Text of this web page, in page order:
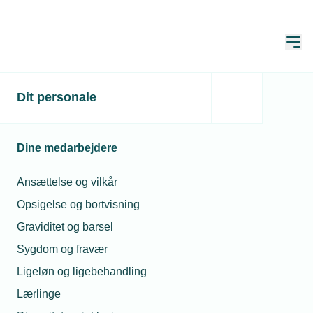
Dit personale
Dine medarbejdere
Ansættelse og vilkår
Opsigelse og bortvisning
Graviditet og barsel
Sygdom og fravær
Ligeløn og ligebehandling
Lærlinge
Udbetaling af
Fritvalgskontoen
Opdateret: 12. maj 2025
Hvis der er indestående midler på
Fritvalgskontoen, skal disse i de fleste
tilfælde udbetales med sidste
lønperiode i juni og december.